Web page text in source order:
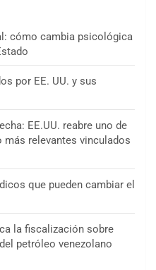
cómo cambia psicológica
por EE. UU. y sus
EE.UU. reabre uno de
más relevantes vinculados
que pueden cambiar el
la fiscalización sobre
petróleo venezolano